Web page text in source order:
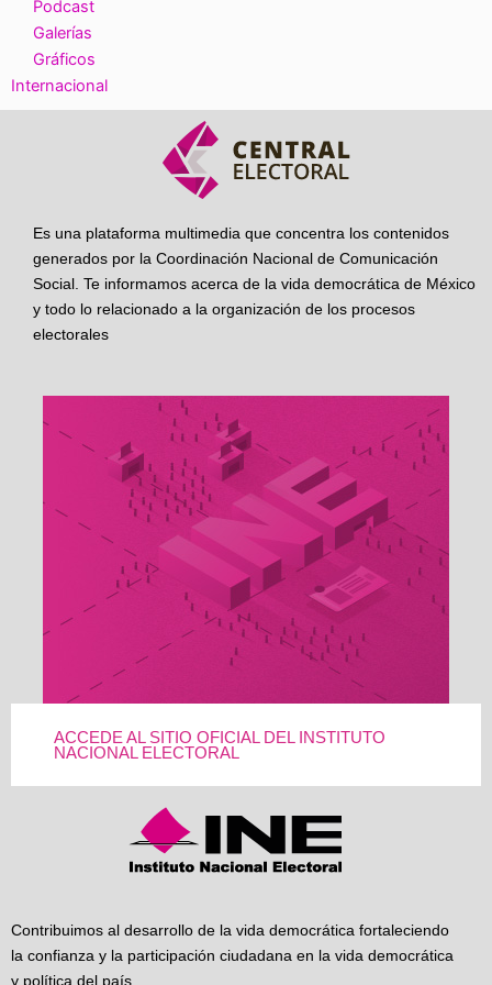
Podcast
Galerías
Gráficos
Internacional
Es una plataforma multimedia que concentra los contenidos
generados por la Coordinación Nacional de Comunicación
Social. Te informamos acerca de la vida democrática de México
y todo lo relacionado a la organización de los procesos
electorales
ACCEDE AL SITIO OFICIAL DEL INSTITUTO
NACIONAL ELECTORAL
Contribuimos al desarrollo de la vida democrática fortaleciendo
la confianza y la participación ciudadana en la vida democrática
y política del país.